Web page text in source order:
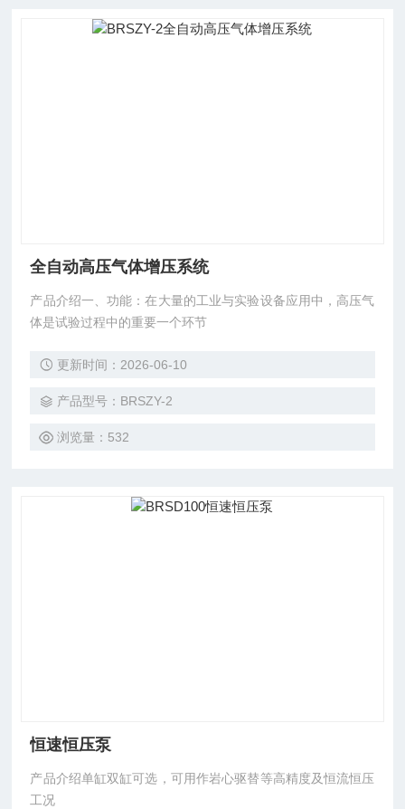
全自动高压气体增压系统
产品介绍一、功能：在大量的工业与实验设备应用中，高压气
体是试验过程中的重要一个环节
更新时间：2026-06-10
产品型号：BRSZY-2
浏览量：532
恒速恒压泵
产品介绍单缸双缸可选，可用作岩心驱替等高精度及恒流恒压
工况